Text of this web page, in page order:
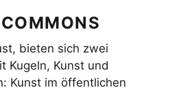
bieten sich zwei
Kugeln, Kunst und
Kunst im öffentlichen